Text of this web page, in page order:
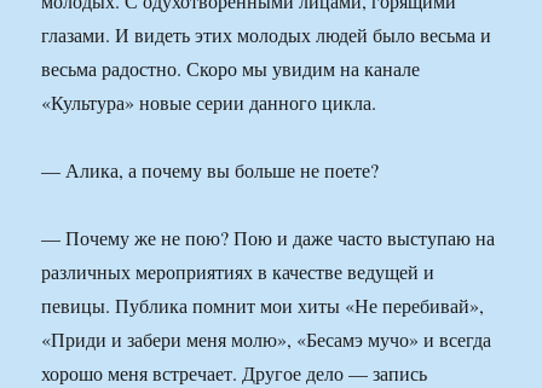
глазами. И видеть этих молодых людей было весьма и
весьма радостно. Скоро мы увидим на канале
«Культура» новые серии данного цикла.
— Алика, а почему вы больше не поете?
— Почему же не пою? Пою и даже часто выступаю на
различных мероприятиях в качестве ведущей и
певицы. Публика помнит мои хиты «Не перебивай»,
«Приди и забери меня молю», «Бесамэ мучо» и всегда
хорошо меня встречает. Другое дело — запись